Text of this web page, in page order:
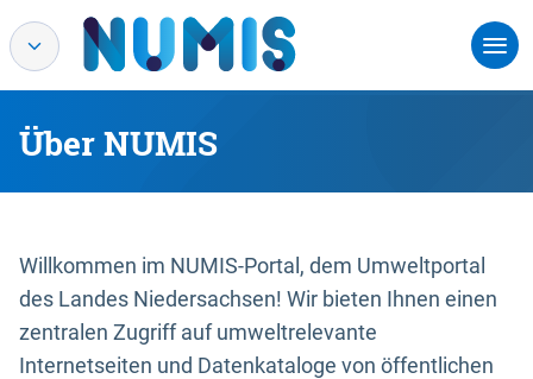
Über NUMIS
Willkommen im NUMIS-Portal, dem Umweltportal
des Landes Niedersachsen! Wir bieten Ihnen einen
zentralen Zugriff auf umweltrelevante
Internetseiten und Datenkataloge von öffentlichen